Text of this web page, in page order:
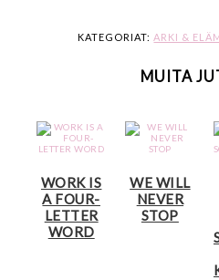
KATEGORIAT: ARKI &
MUITA
WORK IS
A FOUR-
LETTER
WORD
WE WILL
NEVER
STOP